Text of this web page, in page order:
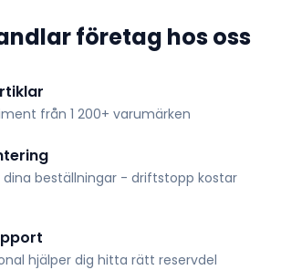
företag hos oss
från 1 200+ varumärken
dina beställningar - driftstopp kostar
hjälper dig hitta rätt reservdel